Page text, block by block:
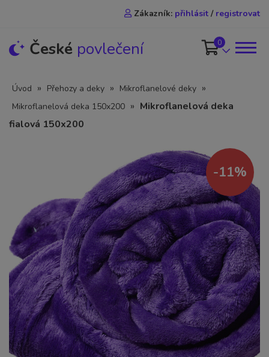
Zákazník: přihlásit / registrovat
České povlečení 0
Úvod » Přehozy a deky » Mikroflanelové deky »
Mikroflanelová deka 150x200 » Mikroflanelová deka
fialová 150x200
-11%